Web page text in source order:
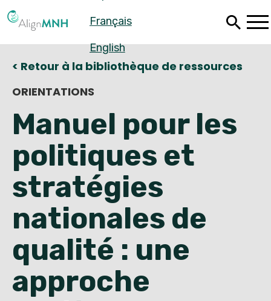
principal
Français
English
Español
Français
English
< Retour à la bibliothèque de ressources
ORIENTATIONS
Manuel pour les
politiques et
stratégies
nationales de
qualité : une
approche